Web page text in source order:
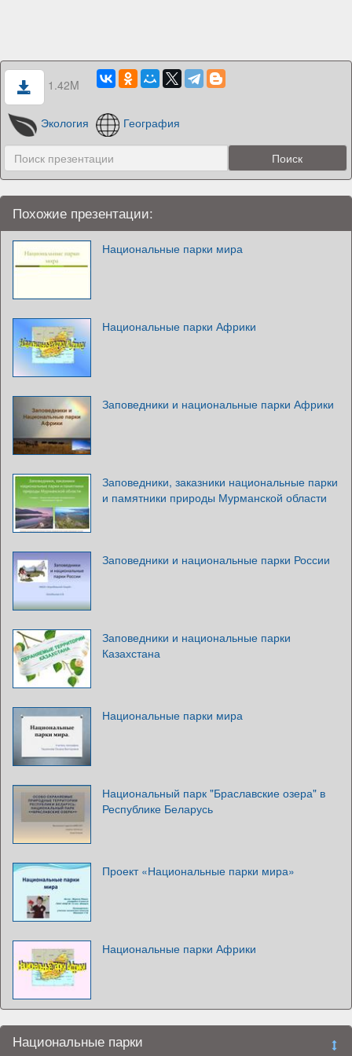
1.42M
Экология География
Похожие презентации:
Национальные парки мира
Национальные парки Африки
Заповедники и национальные парки Африки
Заповедники, заказники национальные парки
и памятники природы Мурманской области
Заповедники и национальные парки России
Заповедники и национальные парки
Казахстана
Национальные парки мира
Национальный парк "Браславские озера" в
Республике Беларусь
Проект «Национальные парки мира»
Национальные парки Африки
Национальные парки